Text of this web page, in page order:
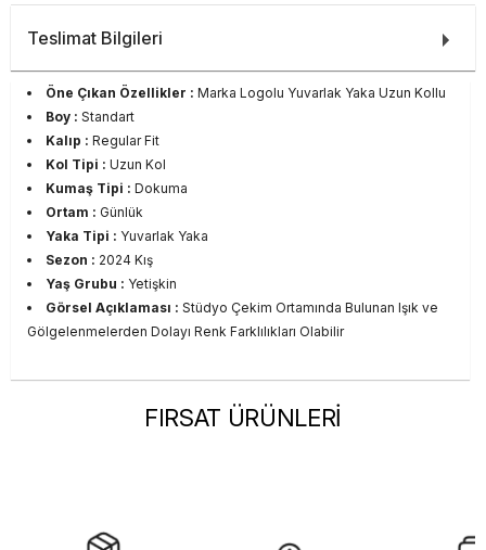
Teslimat Bilgileri
Öne Çıkan Özellikler : Marka Logolu Yuvarlak Yaka Uzun Kollu
Boy : Standart
Kalıp : Regular Fit
Kol Tipi : Uzun Kol
Kumaş Tipi : Dokuma
Ortam : Günlük
Yaka Tipi : Yuvarlak Yaka
Sezon : 2024 Kış
Yaş Grubu : Yetişkin
Görsel Açıklaması : Stüdyo Çekim Ortamında Bulunan Işık ve
Gölgelenmelerden Dolayı Renk Farklılıkları Olabilir
FIRSAT ÜRÜNLERİ